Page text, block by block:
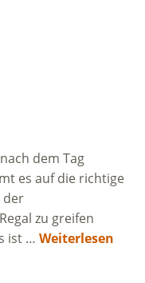
dem Tag
es auf die richtige
der
zu greifen
ist … Weiterlesen